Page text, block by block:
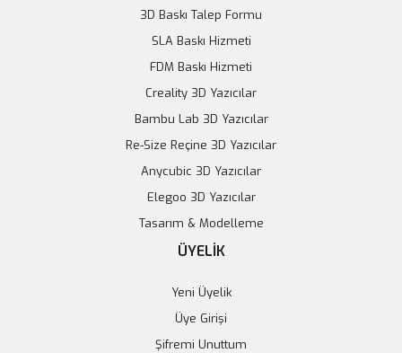
3D Baskı Talep Formu
SLA Baskı Hizmeti
FDM Baskı Hizmeti
Creality 3D Yazıcılar
Bambu Lab 3D Yazıcılar
Re-Size Reçine 3D Yazıcılar
Anycubic 3D Yazıcılar
Elegoo 3D Yazıcılar
Tasarım & Modelleme
ÜYELİK
Yeni Üyelik
Üye Girişi
Şifremi Unuttum